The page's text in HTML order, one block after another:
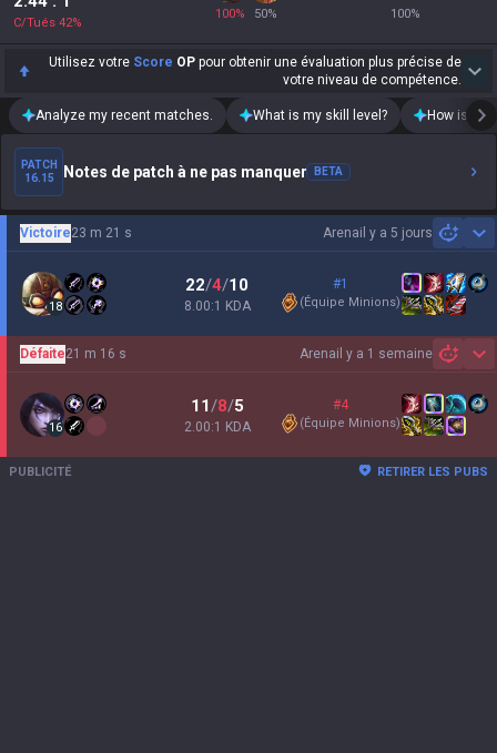
C/Tués 42%
100% 50% 100%
Utilisez votre Score OP pour obtenir une évaluation plus précise de
votre niveau de compétence.
Analyze my recent matches. What is my skill level? How is my
PATCH
16.15
Notes de patch à ne pas manquer BETA
Arenail y a 5 jours
Victoire23 m 21 s
18
22/4/10
8.00:1 KDA
#1
(Équipe Minions)
Arenail y a 1 semaine
Défaite21 m 16 s
16
11/8/5
2.00:1 KDA
#4
(Équipe Minions)
PUBLICITÉ RETIRER LES PUBS